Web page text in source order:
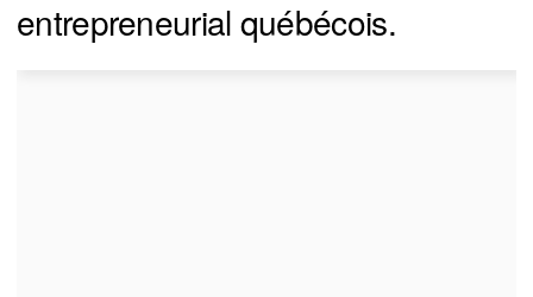
entrepreneurial québécois.